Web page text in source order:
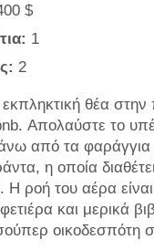
$
1
2
θέα
Απολαύστε το
από τα
η οποία
Η ροή του αέρα
και μερικά
οικοδεσπότη